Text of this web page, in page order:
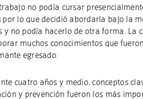
no podía cursar
por lo que decidió abordarla bajo la
y no podía hacerlo de otra forma. La
muchos conocimientos que
egresado.
cuatro años y medio, conceptos
y prevención fueron los más